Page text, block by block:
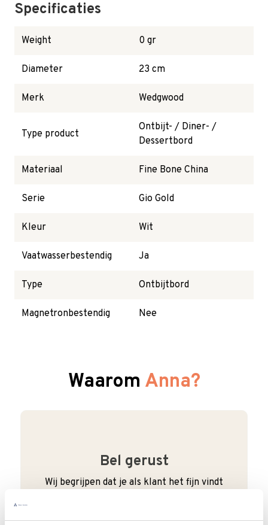
Specificaties
Weight 0 gr
Diameter 23 cm
Merk Wedgwood
Type product
Ontbijt- / Diner- /
Dessertbord
Materiaal Fine Bone China
Serie Gio Gold
Kleur Wit
Vaatwasserbestendig Ja
Type Ontbijtbord
Magnetronbestendig Nee
Waarom Anna?
Bel gerust
Wij begrijpen dat je als klant het fijn vindt